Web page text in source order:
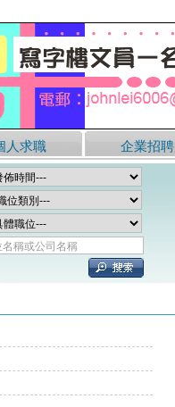
人求職 企業招聘
稱或公司名稱